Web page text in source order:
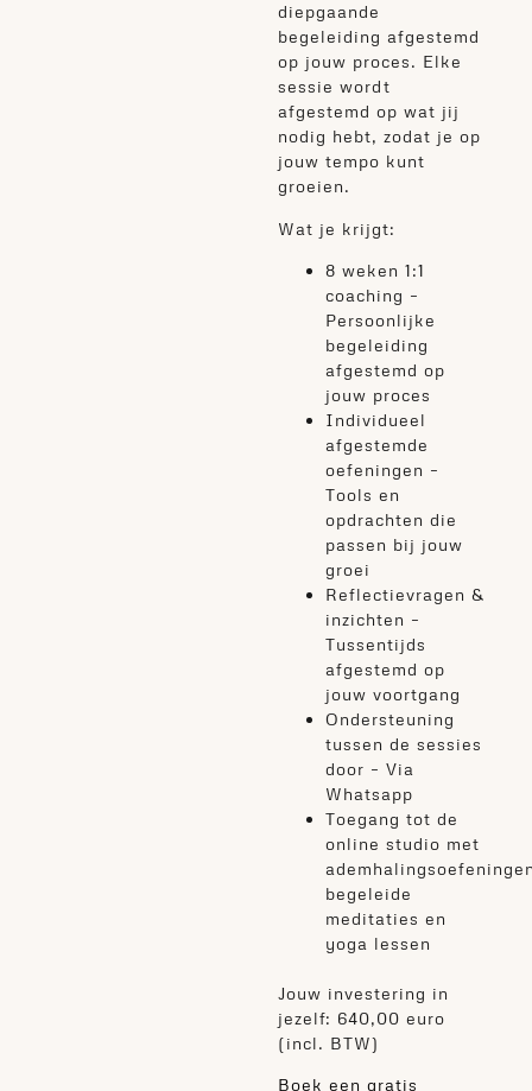
diepgaande
begeleiding afgestemd
op jouw proces. Elke
sessie wordt
afgestemd op wat jij
nodig hebt, zodat je op
jouw tempo kunt
groeien.
Wat je krijgt:
8 weken 1:1
coaching –
Persoonlijke
begeleiding
afgestemd op
jouw proces
Individueel
afgestemde
oefeningen –
Tools en
opdrachten die
passen bij jouw
groei
Reflectievragen &
inzichten –
Tussentijds
afgestemd op
jouw voortgang
Ondersteuning
tussen de sessies
door – Via
Whatsapp
Toegang tot de
online studio met
begeleide
meditaties en
yoga lessen
Jouw investering in
jezelf: 640,00 euro
(incl. BTW)
Boek een gratis